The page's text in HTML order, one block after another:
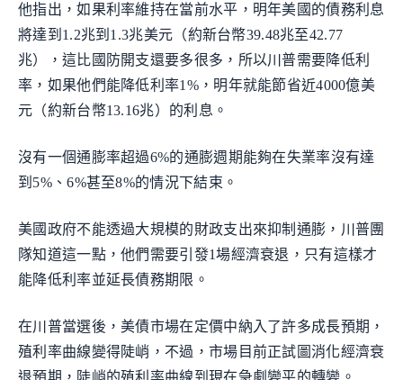
他指出，如果利率維持在當前水平，明年美國的債務利息
將達到1.2兆到1.3兆美元（約新台幣39.48兆至42.77
兆），這比國防開支還要多很多，所以川普需要降低利
率，如果他們能降低利率1%，明年就能節省近4000億美
元（約新台幣13.16兆）的利息。
沒有一個通膨率超過6%的通膨週期能夠在失業率沒有達
到5%、6%甚至8%的情況下結束。
美國政府不能透過大規模的財政支出來抑制通膨，川普團
隊知道這一點，他們需要引發1場經濟衰退，只有這樣才
能降低利率並延長債務期限。
在川普當選後，美債市場在定價中納入了許多成長預期，
殖利率曲線變得陡峭，不過，市場目前正試圖消化經濟衰
退預期，陡峭的殖利率曲線到現在急劇變平的轉變。